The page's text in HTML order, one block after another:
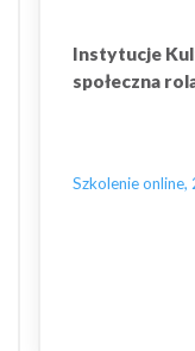
Instytucje
społeczna
Szkolenie